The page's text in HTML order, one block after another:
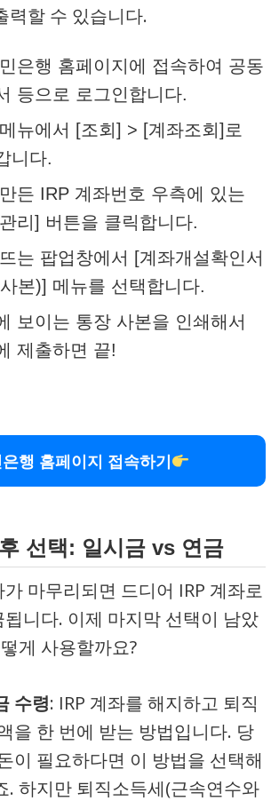
력할 수 있습니다.
은행 홈페이지에 접속하여 공동
등으로 로그인합니다.
뉴에서 [조회] > [계좌조회]로
니다.
든 IRP 계좌번호 우측에 있는
리] 버튼을 클릭합니다.
는 팝업창에서 [계좌개설확인서
본)] 메뉴를 선택합니다.
보이는 통장 사본을 인쇄해서
제출하면 끝!
행 홈페이지 접속하기
선택: 일시금 vs 연금
마무리되면 드디어 IRP 계좌로
니다. 이제 마지막 선택이 남았
게 사용할까요?
수령: IRP 계좌를 해지하고 퇴직
을 한 번에 받는 방법입니다. 당
이 필요하다면 이 방법을 선택해
. 하지만 퇴직소득세(근속연수와